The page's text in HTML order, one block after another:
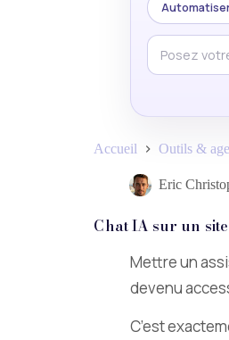
Accueil Outils &
Eric
Chat IA sur un
Mettre un
devenu
C’est